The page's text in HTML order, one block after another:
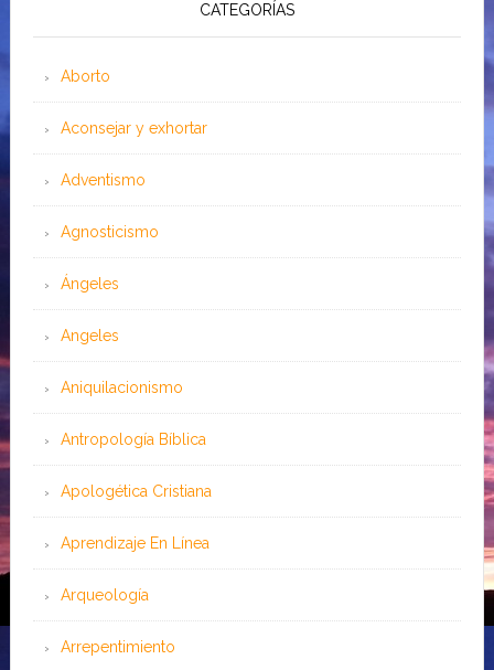
CATEGORÍAS
Aborto
Aconsejar y exhortar
Adventismo
Agnosticismo
Ángeles
Angeles
Aniquilacionismo
Antropología Bíblica
Apologética Cristiana
Aprendizaje En Línea
Arqueología
Arrepentimiento